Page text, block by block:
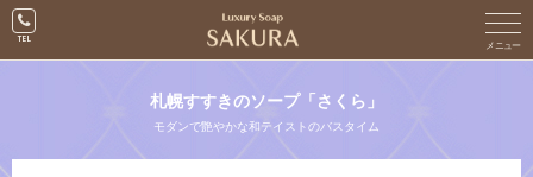
札幌すすきのソープ「さくら」
モダンで艶やかな和テイストのバスタイム